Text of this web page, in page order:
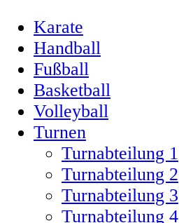
Karate
Handball
Fußball
Basketball
Volleyball
Turnen
Turnabteilung 1
Turnabteilung 2
Turnabteilung 3
Turnabteilung 4